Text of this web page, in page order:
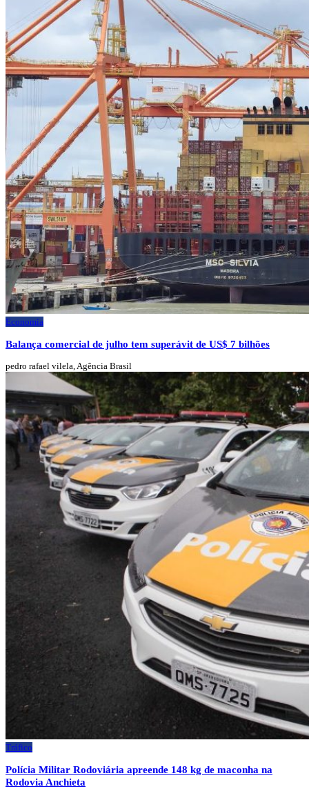
Economia
Balança comercial de julho tem superávit de US$ 7 bilhões
pedro rafael vilela, Agência Brasil
Tráfico
Polícia Militar Rodoviária apreende 148 kg de maconha na
Rodovia Anchieta